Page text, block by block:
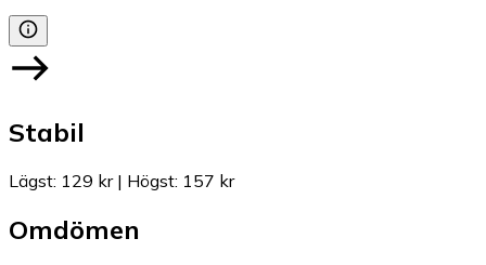
Stabil
Lägst: 129 kr| Högst: 157 kr
Omdömen